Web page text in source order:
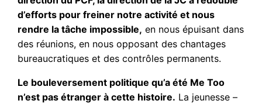
d’efforts pour freiner notre activité et nous
rendre la tâche impossible, en nous épuisant dans
des réunions, en nous opposant des chantages
bureaucratiques et des contrôles permanents.
Le bouleversement politique qu’a été Me Too
n’est pas étranger à cette histoire. La jeunesse –